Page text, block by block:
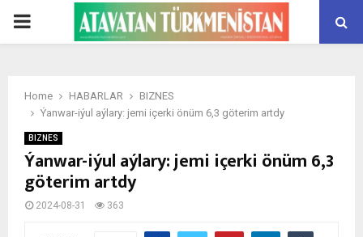
PRIMARY
Home HABARLAR
BIZNES
Ýanwar-iýul aýlary: jemi içerki önüm 6,3 göterim artdy
BIZNES
Ýanwar-iýul aýlary: jemi içerki önüm 6,3
göterim artdy
2024-08-31 363